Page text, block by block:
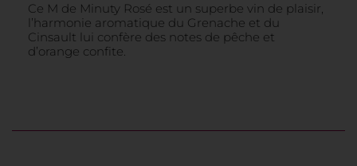
Ce M de Minuty Rosé est un superbe vin de plaisir,
l’harmonie aromatique du Grenache et du
Cinsault lui confère des notes de pêche et
d’orange confite.